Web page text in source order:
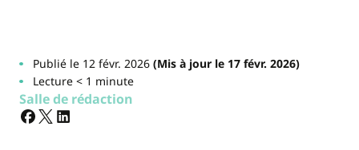
Publié le 12 févr. 2026(Mis à jour le 17 févr. 2026)
Lecture < 1 minute
Salle de rédaction